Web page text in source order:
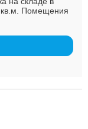
Помещения